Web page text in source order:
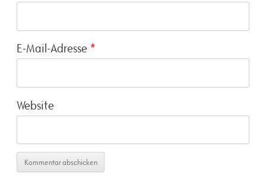
E-Mail-Adresse *
Website